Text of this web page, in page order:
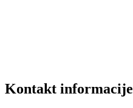
Kontakt informacije